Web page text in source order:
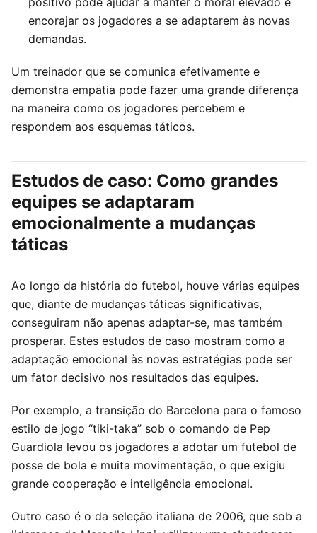
encorajar os jogadores a se adaptarem às novas
demandas.
Um treinador que se comunica efetivamente e
demonstra empatia pode fazer uma grande diferença
na maneira como os jogadores percebem e
respondem aos esquemas táticos.
Estudos de caso: Como grandes
equipes se adaptaram
emocionalmente a mudanças
táticas
Ao longo da história do futebol, houve várias equipes
que, diante de mudanças táticas significativas,
conseguiram não apenas adaptar-se, mas também
prosperar. Estes estudos de caso mostram como a
adaptação emocional às novas estratégias pode ser
um fator decisivo nos resultados das equipes.
Por exemplo, a transição do Barcelona para o famoso
estilo de jogo “tiki-taka” sob o comando de Pep
Guardiola levou os jogadores a adotar um futebol de
posse de bola e muita movimentação, o que exigiu
grande cooperação e inteligência emocional.
Outro caso é o da seleção italiana de 2006, que sob a